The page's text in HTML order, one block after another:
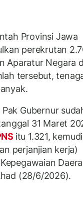
Provinsi Jawa
perekrutan
Aparatur Negara
tersebut,
Gubernur
31 Maret
itu 1.321,
perjanjian kerja)
(28/6/2026).